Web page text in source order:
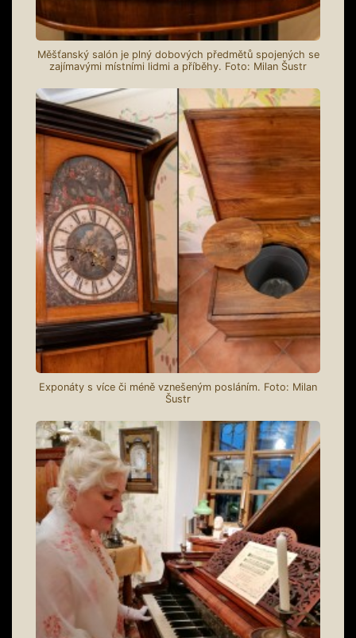
Měšťanský salón je plný dobových předmětů spojených se
zajímavými místními lidmi a příběhy. Foto: Milan Šustr
Exponáty s více či méně vznešeným posláním. Foto: Milan
Šustr